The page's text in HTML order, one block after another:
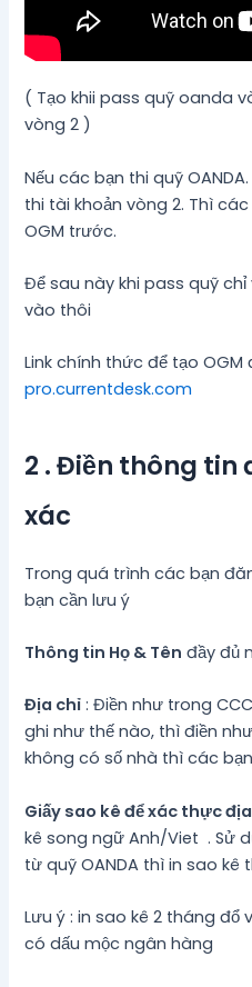
( Tạo khii pass quỹ oanda
vòng 2 )
Nếu các bạn thi quỹ
thi tài khoản vòng 2. Thì
OGM trước.
Để sau này khi pass quỹ chỉ
vào thôi
Link chính thức để tạo OGM
pro.currentdesk.com
2 . Điền thông tin
xác
Trong quá trình các bạn
bạn cần lưu ý
Thông tin Họ & Tên đầy đủ
Địa chỉ : Điền như trong
ghi như thế nào, thì điền
không có số nhà thì các
Giấy sao kê để xác thực
kê song ngữ Anh/Viet . Sử
từ quỹ OANDA thì in sao kê
Lưu ý : in sao kê 2 tháng đổ
có dấu mộc ngân hàng